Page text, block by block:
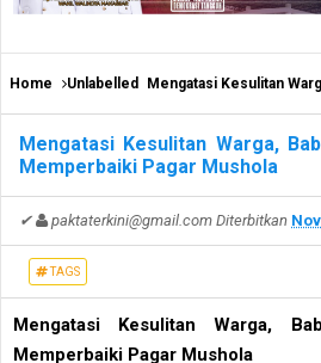
Home Unlabelled Mengatasi Kesulitan Warga, Babinsa
Mengatasi Kesulitan Warga,
Memperbaiki Pagar Mushola
✔ paktaterkini@gmail.com Diterbitkan
TAGS
Mengatasi Kesulitan Warga,
Memperbaiki Pagar Mushola